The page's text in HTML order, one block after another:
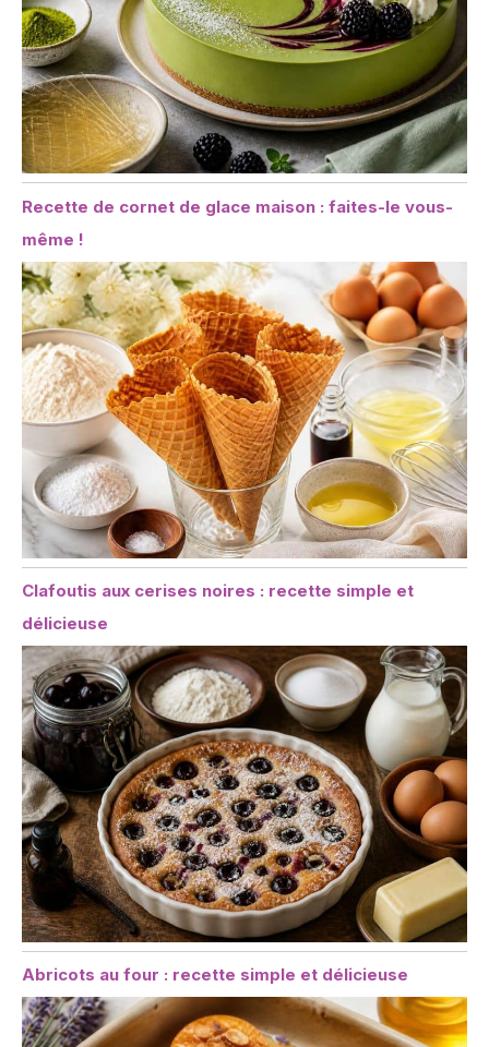
Recette de cornet de glace maison : faites-le vous-
même !
Clafoutis aux cerises noires : recette simple et
délicieuse
Abricots au four : recette simple et délicieuse